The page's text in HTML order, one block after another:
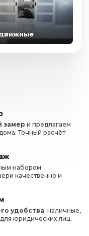
замер и предлагаем
Точный расчёт
набором
качественно и
удобства: наличные,
юридических лиц.